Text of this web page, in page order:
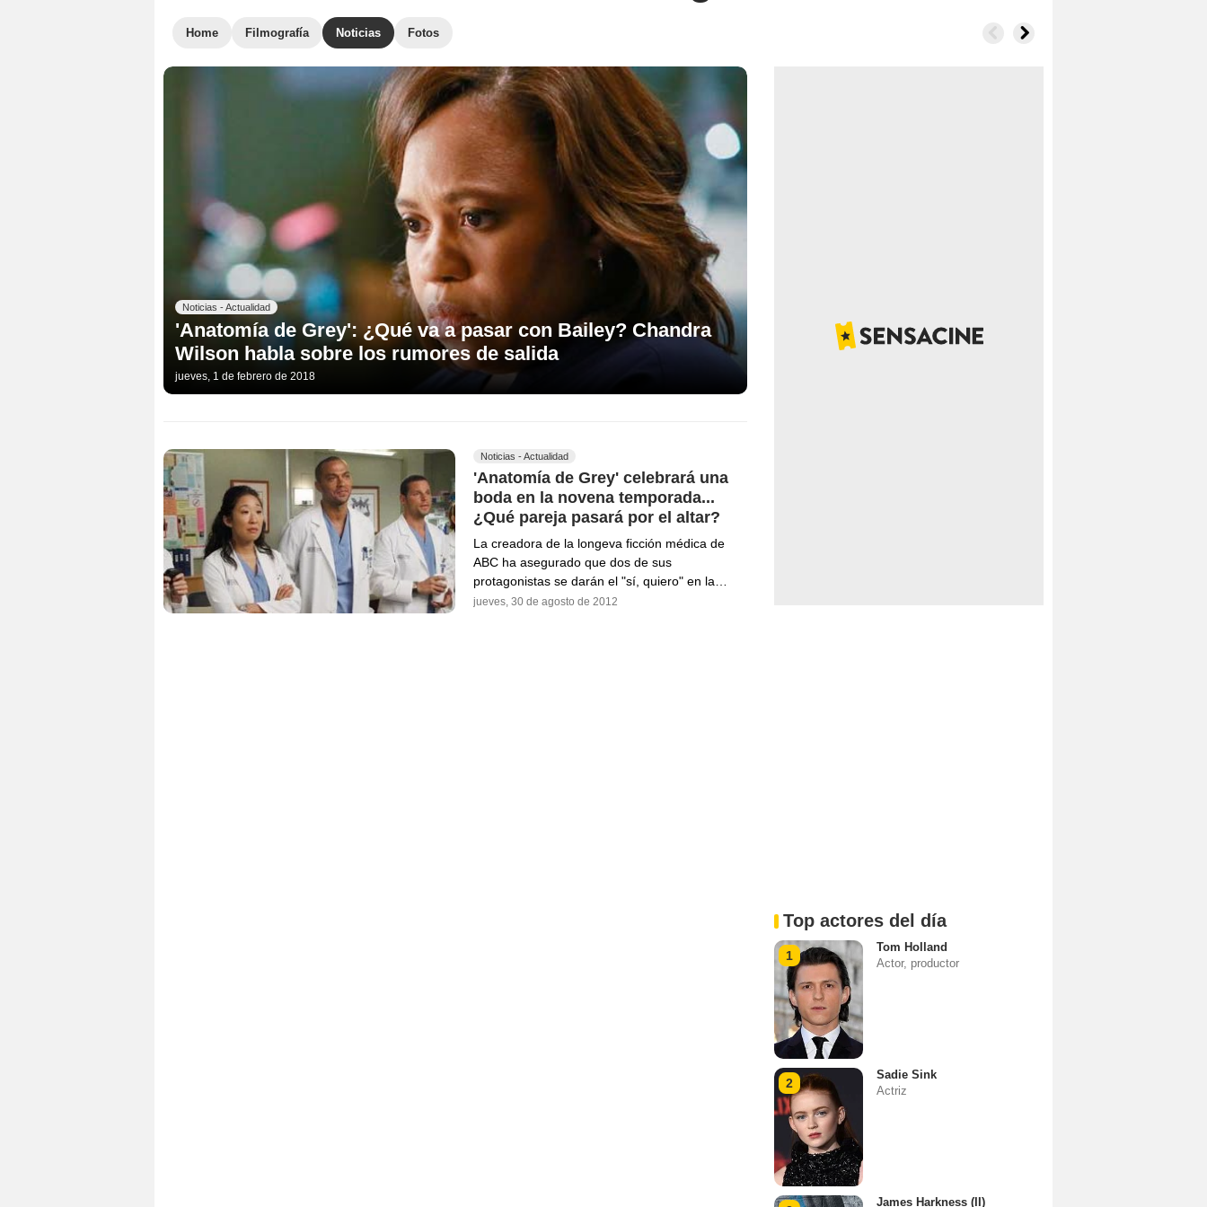
Home Filmografía Noticias Fotos
Noticias - Actualidad
'Anatomía de Grey': ¿Qué va a pasar con Bailey? Chandra
Wilson habla sobre los rumores de salida
jueves, 1 de febrero de 2018
Noticias - Actualidad
'Anatomía de Grey' celebrará una
boda en la novena temporada...
¿Qué pareja pasará por el altar?
La creadora de la longeva ficción médica de
ABC ha asegurado que dos de sus
protagonistas se darán el "sí, quiero" en la…
jueves, 30 de agosto de 2012
Top actores del día
1
Tom Holland
Actor, productor
2
Sadie Sink
Actriz
James Harkness (II)